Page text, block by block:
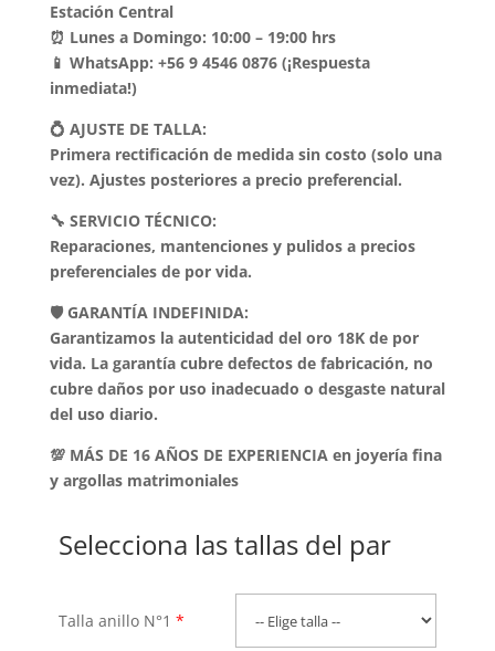
Estación Central
⏰ Lunes a Domingo: 10:00 – 19:00 hrs
📱 WhatsApp: +56 9 4546 0876 (¡Respuesta
inmediata!)
💍 AJUSTE DE TALLA:
Primera rectificación de medida sin costo (solo una
vez). Ajustes posteriores a precio preferencial.
🔧 SERVICIO TÉCNICO:
Reparaciones, mantenciones y pulidos a precios
preferenciales de por vida.
🛡️ GARANTÍA INDEFINIDA:
Garantizamos la autenticidad del oro 18K de por
vida. La garantía cubre defectos de fabricación, no
cubre daños por uso inadecuado o desgaste natural
del uso diario.
💯 MÁS DE 16 AÑOS DE EXPERIENCIA en joyería fina
y argollas matrimoniales
Selecciona las tallas del par
Talla anillo N°1 *